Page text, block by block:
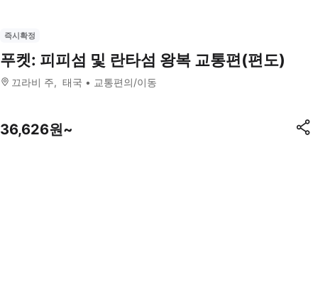
즉시확정
푸켓: 피피섬 및 란타섬 왕복 교통편(편도)
끄라비 주 태국 교통편의/이동
36,626원~